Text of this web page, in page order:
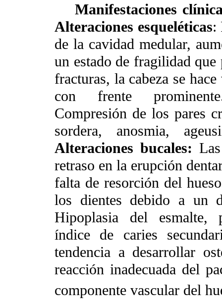
Manifestaciones
Alteraciones esqueléticas:
de la cavidad medular,
un estado de fragilidad que
fracturas, la cabeza se
con frente
Compresión de los pares
sordera, anosmia,
Alteraciones bucales:
retraso en la erupción
falta de resorción del
los dientes debido a un
Hipoplasia del esmalte,
índice de caries
tendencia a desarrollar
reacción inadecuada del
componente vascular del